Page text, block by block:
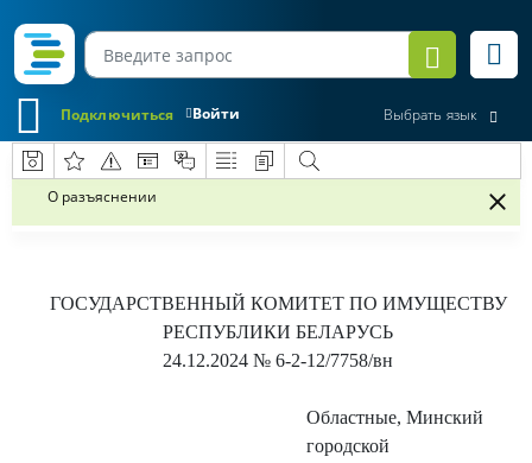
Войти
Подключиться Выбрать язык
О разъяснении
ГОСУДАРСТВЕННЫЙ КОМИТЕТ ПО ИМУЩЕСТВУ
РЕСПУБЛИКИ БЕЛАРУСЬ
24.12.2024 № 6-2-12/7758/вн
Областные, Минский
городской